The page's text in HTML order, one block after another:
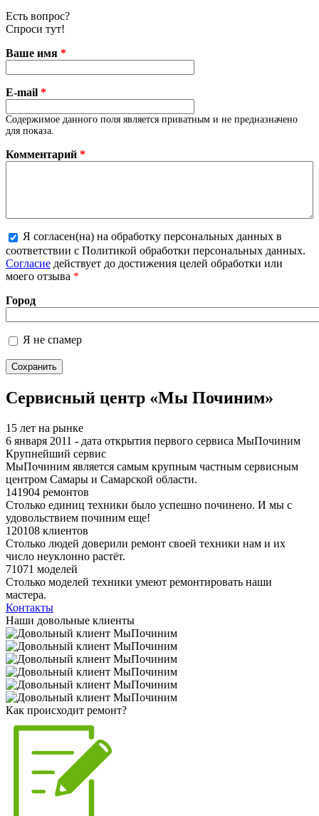
Есть вопрос?
Спроси тут!
Ваше имя *
E-mail *
Содержимое данного поля является приватным и не предназначено
для показа.
Комментарий *
Более подробная информация о текстовых
форматах
Я согласен(на) на обработку персональных данных в
соответствии с Политикой обработки персональных данных.
Согласие действует до достижения целей обработки или
моего отзыва *
Город
Я не спамер
Я спамер
Сервисный центр «Мы Починим»
15 лет на рынке
6 января 2011 - дата открытия первого сервиса МыПочиним
Крупнейший сервис
МыПочиним является самым крупным частным сервисным
центром Самары и Самарской области.
141904 ремонтов
Столько единиц техники было успешно починено. И мы с
удовольствием починим еще!
120108 клиентов
Столько людей доверили ремонт своей техники нам и их
число неуклонно растёт.
71071 моделей
Столько моделей техники умеют ремонтировать наши
мастера.
Контакты
Наши довольные клиенты
Как происходит ремонт?